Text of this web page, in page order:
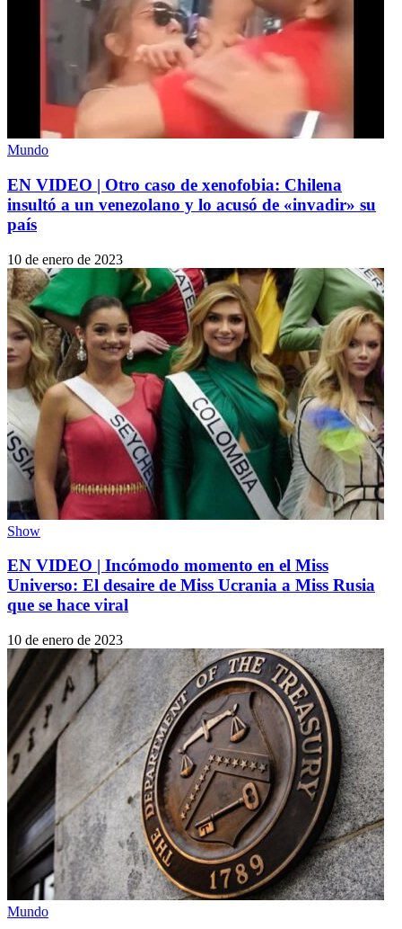
Mundo
EN VIDEO | Otro caso de xenofobia: Chilena
insultó a un venezolano y lo acusó de «invadir» su
país
10 de enero de 2023
Show
EN VIDEO | Incómodo momento en el Miss
Universo: El desaire de Miss Ucrania a Miss Rusia
que se hace viral
10 de enero de 2023
Mundo